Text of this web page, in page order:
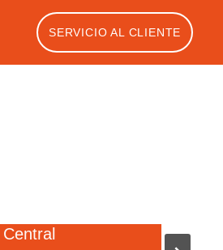
SERVICIO AL CLIENTE